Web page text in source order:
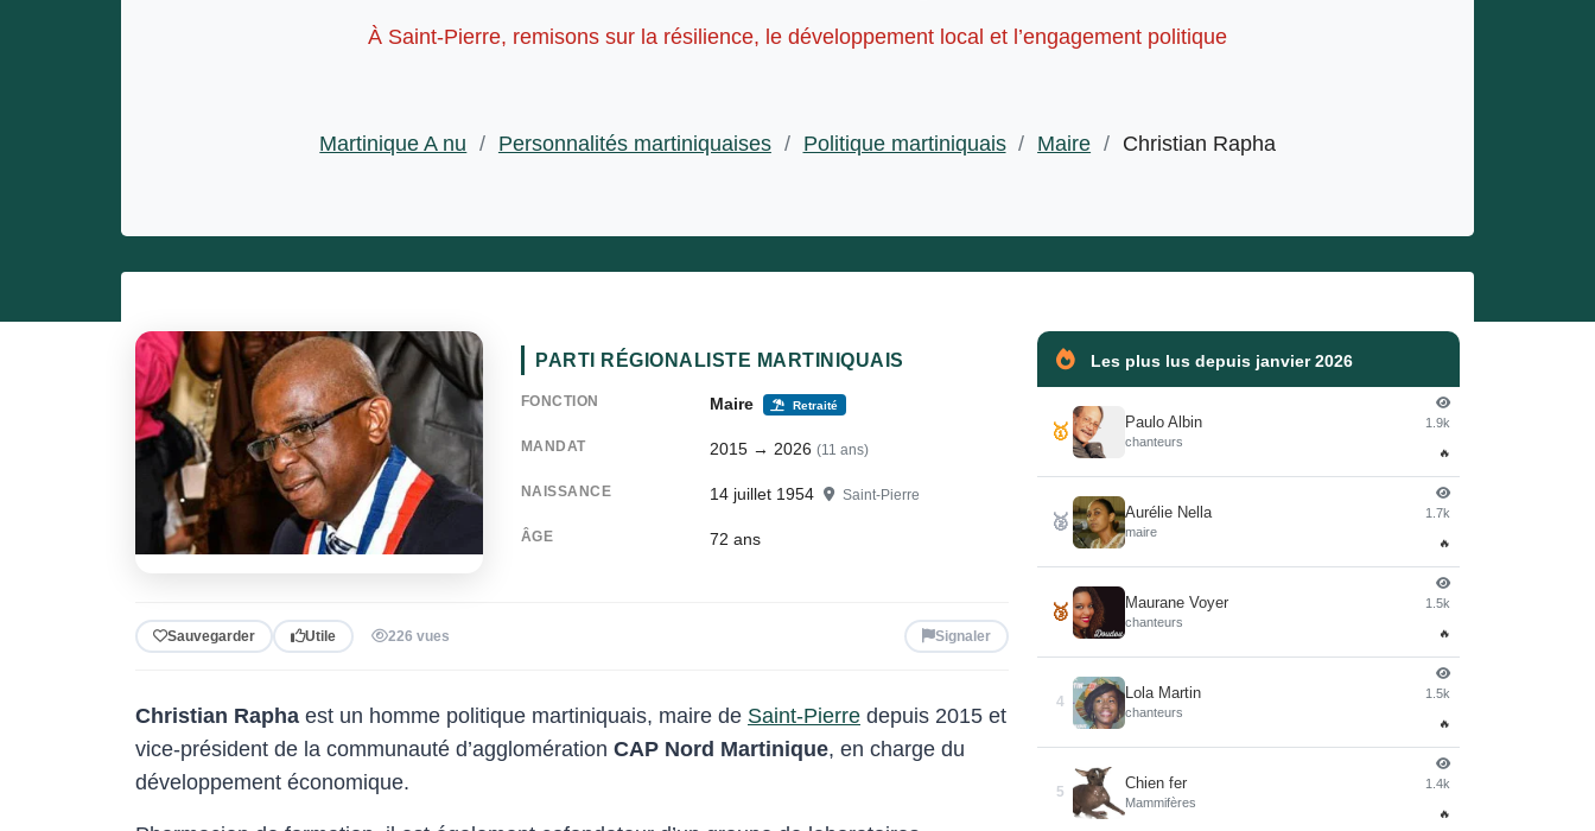
À Saint-Pierre, remisons sur la résilience, le développement local et l’engagement politique
Martinique A nu / Personnalités martiniquaises / Politique martiniquais / Maire / Christian Rapha
PARTI RÉGIONALISTE MARTINIQUAIS
FONCTION Maire Retraité
MANDAT 2015 → 2026 (11 ans)
NAISSANCE 14 juillet 1954 Saint-Pierre
ÂGE 72 ans
Sauvegarder Utile 226 vues Signaler
Christian Rapha est un homme politique martiniquais, maire de Saint-Pierre depuis 2015 et
vice-président de la communauté d’agglomération CAP Nord Martinique, en charge du
développement économique.
Les plus lus depuis janvier 2026
🥇 Paulo Albin
chanteurs
1.9k
🔥
🥈 Aurélie Nella
maire
1.7k
🔥
🥉 Maurane Voyer
chanteurs
1.5k
🔥
4
Lola Martin
chanteurs
1.5k
🔥
5
Chien fer
Mammifères
1.4k
🔥